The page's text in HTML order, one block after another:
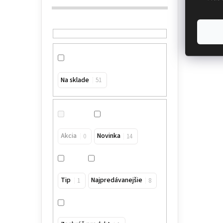
Na sklade 51
Akcia 0 Novinka 14
Tip 1 Najpredávanejšie 8